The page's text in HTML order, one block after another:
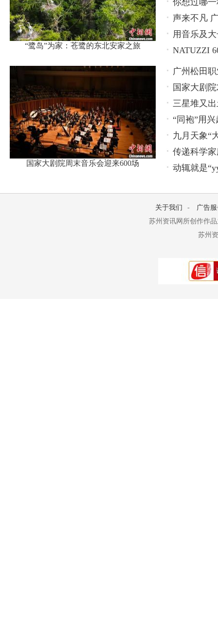
“鹭岛”为家：苍鹭的东北安家之旅
你想过哪
声来不凡
用音乐及
NATUZZI
国家大剧院周末音乐会迎来600场
广州松田
养新模式
国家大剧
三星堆又
“同袍”用
九月天象“
传递科学
动辄就是
关于我们 -
广告
苏州资讯网所创作作
苏州